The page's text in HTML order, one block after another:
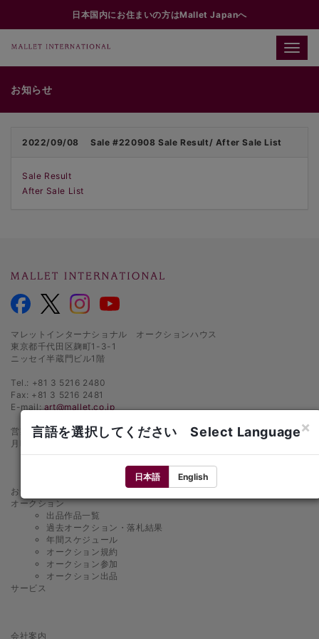
日本国内にお住まいの方はMallet Japanへ
Toggle
お知らせ
2022/09/08 Sale #220908 Sale Result/ After Sale List
Sale Result
After Sale List
マレットインターナショナル オークションハウス
東京都千代田区麹町1-3-1
ニッセイ半蔵門ビル1階
Tel.: +81 3 5216 2480
Fax: +81 3 5216 2481
E-mail:art@mallet.co.jp
営業時間
月曜日〜金曜日 10：00〜18：00
お知らせ
オークション
出品作品一覧
過去オークション・落札結果
年間スケジュール
オークション規約
オークション参加
オークション出品
サービス
会社案内
言語を選択してください Select Language×
日本語 English